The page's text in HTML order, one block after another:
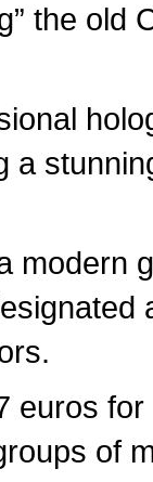
a
modern
euros
of